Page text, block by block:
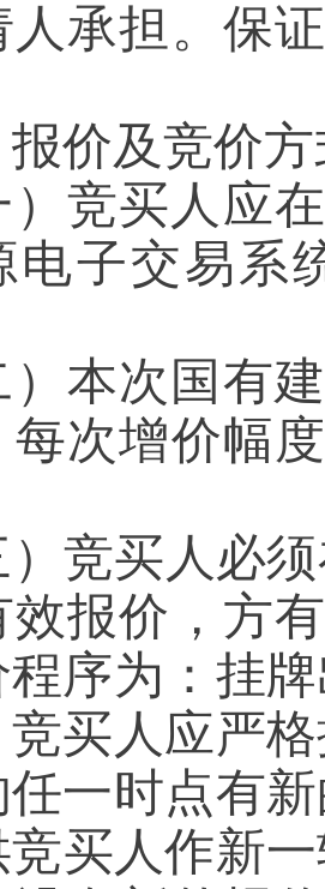
人承担。保
报价及竞价
）竞买人应
电子交易系
）本次国有
每次增价幅
）竞买人必
效报价，方
程序为：挂
买人应严
一时点有
买人作新